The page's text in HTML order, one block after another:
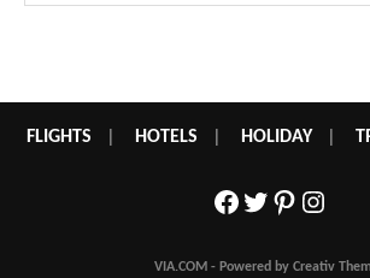
FLIGHTS HOTELS HOLIDAY|
Facebook
Twitter
VIA.COM - Powered by Creativ